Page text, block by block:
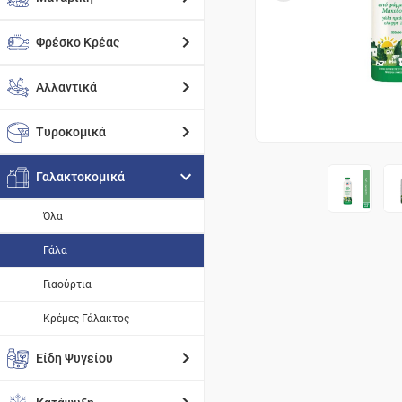
Φρέσκο Κρέας
Αλλαντικά
Τυροκομικά
Γαλακτοκομικά
Όλα
Γάλα
Γιαούρτια
Κρέμες Γάλακτος
Είδη Ψυγείου